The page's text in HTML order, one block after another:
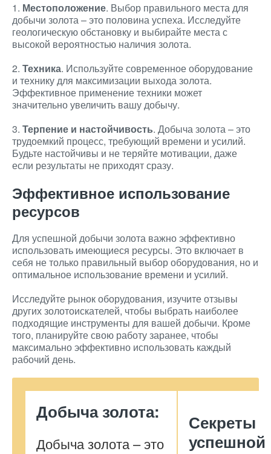
1. Местоположение. Выбор правильного места для
добычи золота – это половина успеха. Исследуйте
геологическую обстановку и выбирайте места с
высокой вероятностью наличия золота.
2. Техника. Используйте современное оборудование
и технику для максимизации выхода золота.
Эффективное применение техники может
значительно увеличить вашу добычу.
3. Терпение и настойчивость. Добыча золота – это
трудоемкий процесс, требующий времени и усилий.
Будьте настойчивы и не теряйте мотивации, даже
если результаты не приходят сразу.
Эффективное использование
ресурсов
Для успешной добычи золота важно эффективно
использовать имеющиеся ресурсы. Это включает в
себя не только правильный выбор оборудования, но и
оптимальное использование времени и усилий.
Исследуйте рынок оборудования, изучите отзывы
других золотоискателей, чтобы выбрать наиболее
подходящие инструменты для вашей добычи. Кроме
того, планируйте свою работу заранее, чтобы
максимально эффективно использовать каждый
рабочий день.
Добыча золота:
Добыча золота – это
Секреты
успешной